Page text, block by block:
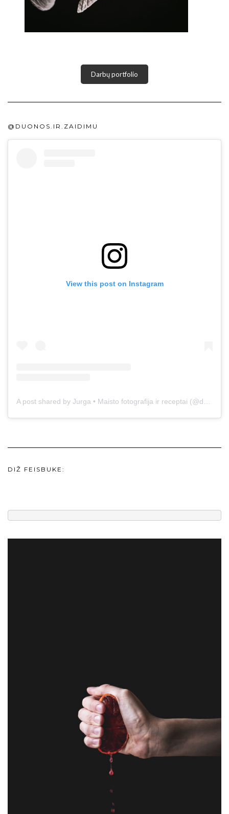
Darbų portfolio
@DUONOS.IR.ZAIDIMU
View this post on Instagram
A post shared by Jurga • Maisto fotografija ir receptai (@duonos.ir.zaidimu)
DIŽ FEISBUKE: